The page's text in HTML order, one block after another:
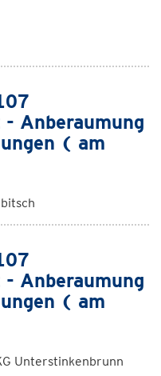
Anberaumung
( am
Anberaumung
( am
Unterstinkenbrunn